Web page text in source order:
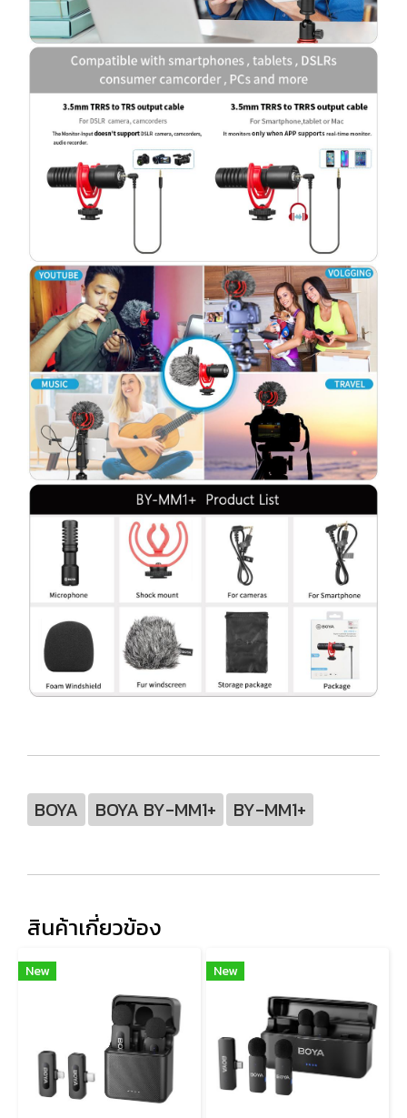
BOYA BOYA BY-MM1+ BY-MM1+
สินค้าเกี่ยวข้อง
New New